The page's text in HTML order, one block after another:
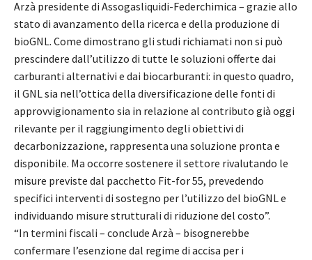
Arzà presidente di Assogasliquidi-Federchimica – grazie allo
stato di avanzamento della ricerca e della produzione di
bioGNL. Come dimostrano gli studi richiamati non si può
prescindere dall’utilizzo di tutte le soluzioni offerte dai
carburanti alternativi e dai biocarburanti: in questo quadro,
il GNL sia nell’ottica della diversificazione delle fonti di
approvvigionamento sia in relazione al contributo già oggi
rilevante per il raggiungimento degli obiettivi di
decarbonizzazione, rappresenta una soluzione pronta e
disponibile. Ma occorre sostenere il settore rivalutando le
misure previste dal pacchetto Fit-for 55, prevedendo
specifici interventi di sostegno per l’utilizzo del bioGNL e
individuando misure strutturali di riduzione del costo”.
“In termini fiscali – conclude Arzà – bisognerebbe
confermare l’esenzione dal regime di accisa per i